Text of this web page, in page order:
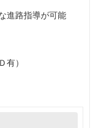
進路指導が可能
有）